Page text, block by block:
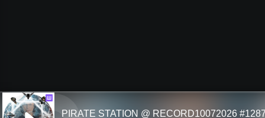
Ш
PIRATE STATION @ RECORD10072026